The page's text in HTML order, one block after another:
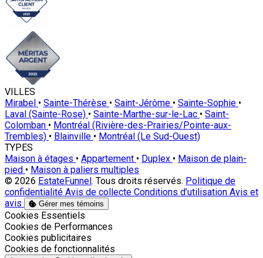
VILLES
Mirabel • Sainte-Thérèse • Saint-Jérôme • Sainte-Sophie •
Laval (Sainte-Rose) • Sainte-Marthe-sur-le-Lac • Saint-
Colomban • Montréal (Rivière-des-Prairies/Pointe-aux-
Trembles) • Blainville • Montréal (Le Sud-Ouest)
TYPES
Maison à étages • Appartement • Duplex • Maison de plain-
pied • Maison à paliers multiples
© 2026 EstateFunnel . Tous droits réservés. Politique de
confidentialité Avis de collecte Conditions d’utilisation Avis et
avis
Gérer mes témoins
Activer
Cookies Essentiels
Activer
Cookies de Performances
Activer
Cookies publicitaires
Activer
Cookies de fonctionnalités